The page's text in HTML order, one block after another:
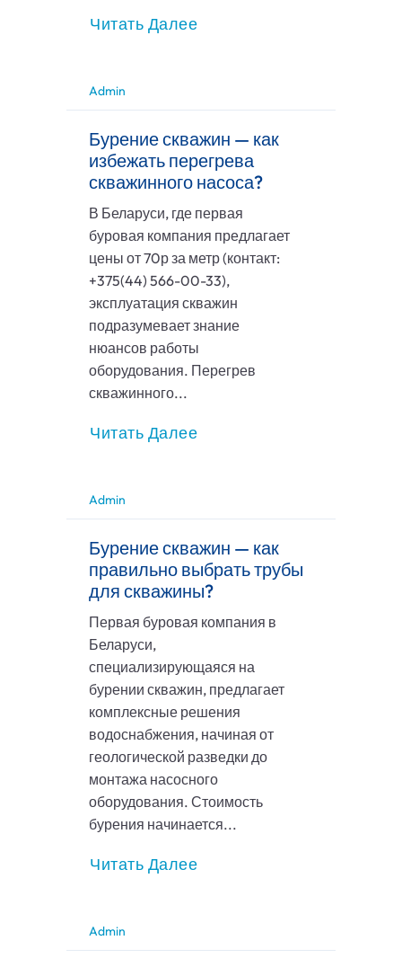
Читать Далее
Admin
Бурение скважин — как
избежать перегрева
скважинного насоса?
В Беларуси, где первая
буровая компания предлагает
цены от 70р за метр (контакт:
+375(44) 566-00-33),
эксплуатация скважин
подразумевает знание
нюансов работы
оборудования. Перегрев
скважинного...
Читать Далее
Admin
Бурение скважин — как
правильно выбрать трубы
для скважины?
Первая буровая компания в
Беларуси,
специализирующаяся на
бурении скважин, предлагает
комплексные решения
водоснабжения, начиная от
геологической разведки до
монтажа насосного
оборудования. Стоимость
бурения начинается...
Читать Далее
Admin